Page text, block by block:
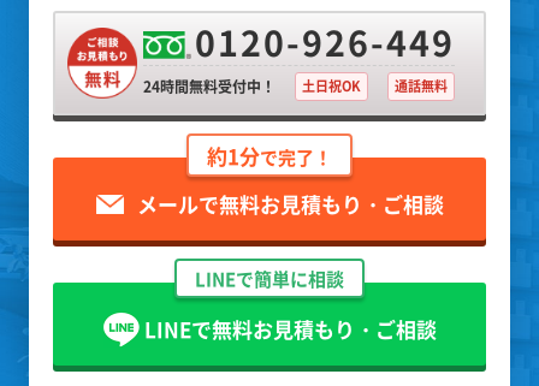
0120-926-449
24時間無料受付中！ 土日祝OK 通話無料
約1分で完了！
メールで無料お見積もり・ご相談
LINEで簡単に相談
LINEで無料お見積もり・ご相談